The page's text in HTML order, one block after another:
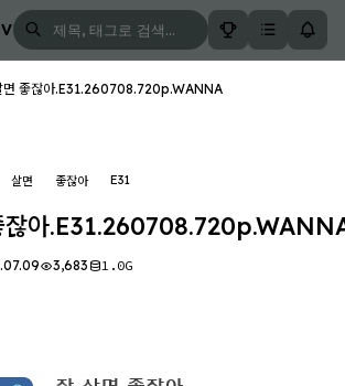
면 좋잖아.E31.260708.720p.WANNA
살면 좋잖아 E31
잖아
3,683 1.0G